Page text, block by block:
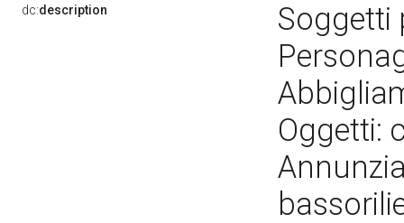
dc:description
Soggetti
Oggetti: